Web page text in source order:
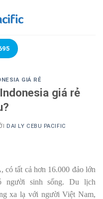
GIÁ RẺ
giá rẻ
DAI LY CEBU PACIFIC
tất cả hơn 16.000 đảo lớn
người sinh sống. Du lịch
xa lạ với người Việt Nam,